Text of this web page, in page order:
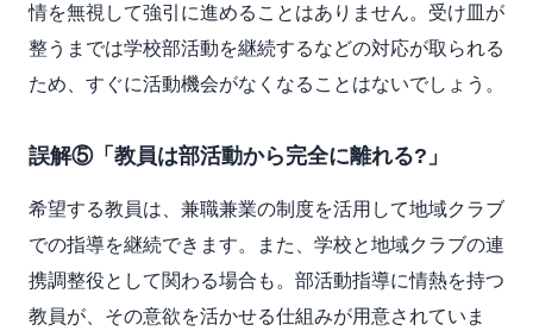
情を無視して強引に進めることはありません。受け皿が
整うまでは学校部活動を継続するなどの対応が取られる
ため、すぐに活動機会がなくなることはないでしょう。
誤解⑤「教員は部活動から完全に離れる?」
希望する教員は、兼職兼業の制度を活用して地域クラブ
での指導を継続できます。また、学校と地域クラブの連
携調整役として関わる場合も。部活動指導に情熱を持つ
教員が、その意欲を活かせる仕組みが用意されていま